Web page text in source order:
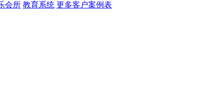
会所 教育系统 更多客户案例表